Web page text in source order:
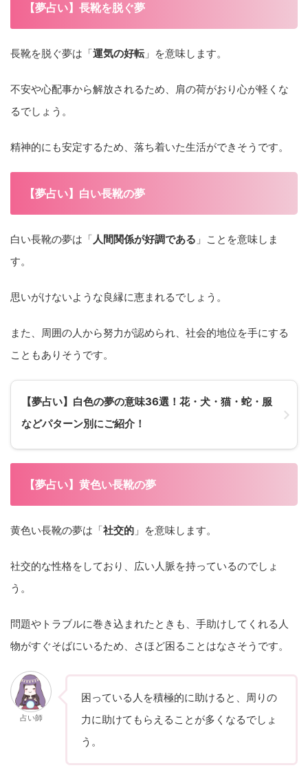
【夢占い】長靴を脱ぐ夢
長靴を脱ぐ夢は「運気の好転」を意味します。
不安や心配事から解放されるため、肩の荷がおり心が軽くな
るでしょう。
精神的にも安定するため、落ち着いた生活ができそうです。
【夢占い】白い長靴の夢
白い長靴の夢は「人間関係が好調である 」ことを意味しま
す。
思いがけないような良縁に恵まれるでしょう。
また、周囲の人から努力が認められ、社会的地位を手にする
こともありそうです。
【夢占い】白色の夢の意味36選！花・犬・猫・蛇・服
などパターン別にご紹介！
【夢占い】黄色い長靴の夢
黄色い長靴の夢は「社交的 」を意味します。
社交的な性格をしており、広い人脈を持っているのでしょ
う。
問題やトラブルに巻き込まれたときも、手助けしてくれる人
物がすぐそばにいるため、さほど困ることはなさそうです。
占い師
困っている人を積極的に助けると、周りの
力に助けてもらえることが多くなるでしょ
う。